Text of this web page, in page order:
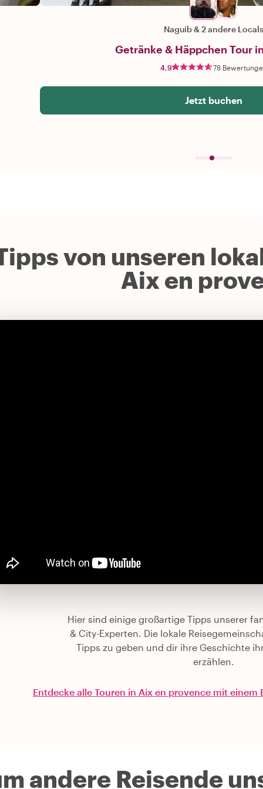
Naguib&2 andere Locals
Getränke & Häppchen Tour
4,9 78
Jetzt buchen
von unseren
Aix en
Hier sind einige großartige Tipps unserer
& City-Experten. Die lokale
Tipps zu geben und dir ihre Geschichte
erzählen.
Entdecke alle Touren in Aix en provence mit einem
andere Reisende